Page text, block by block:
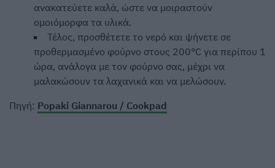
ανακατεύετε καλά, ώστε να μοιραστούν
ομοιόμορφα τα υλικά.
Τέλος, προσθέτετε το νερό και ψήνετε σε
προθερμασμένο φούρνο στους 200°C για περίπου 1
ώρα, ανάλογα με τον φούρνο σας, μέχρι να
μαλακώσουν τα λαχανικά και να μελώσουν.
Πηγή: Popaki Giannarou / Cookpad